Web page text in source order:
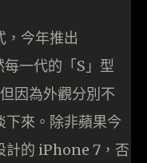
今年推出
一代的「S」型
因為外觀分別不
下來。除非蘋果今
計的 iPhone 7，否